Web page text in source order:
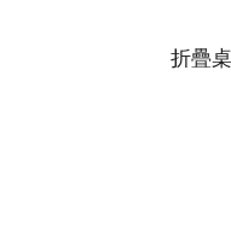
折疊